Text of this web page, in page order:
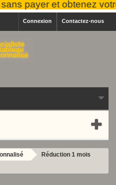
payer et obtenez votre
Contactez-nous
Connexion
Réduction 1 mois